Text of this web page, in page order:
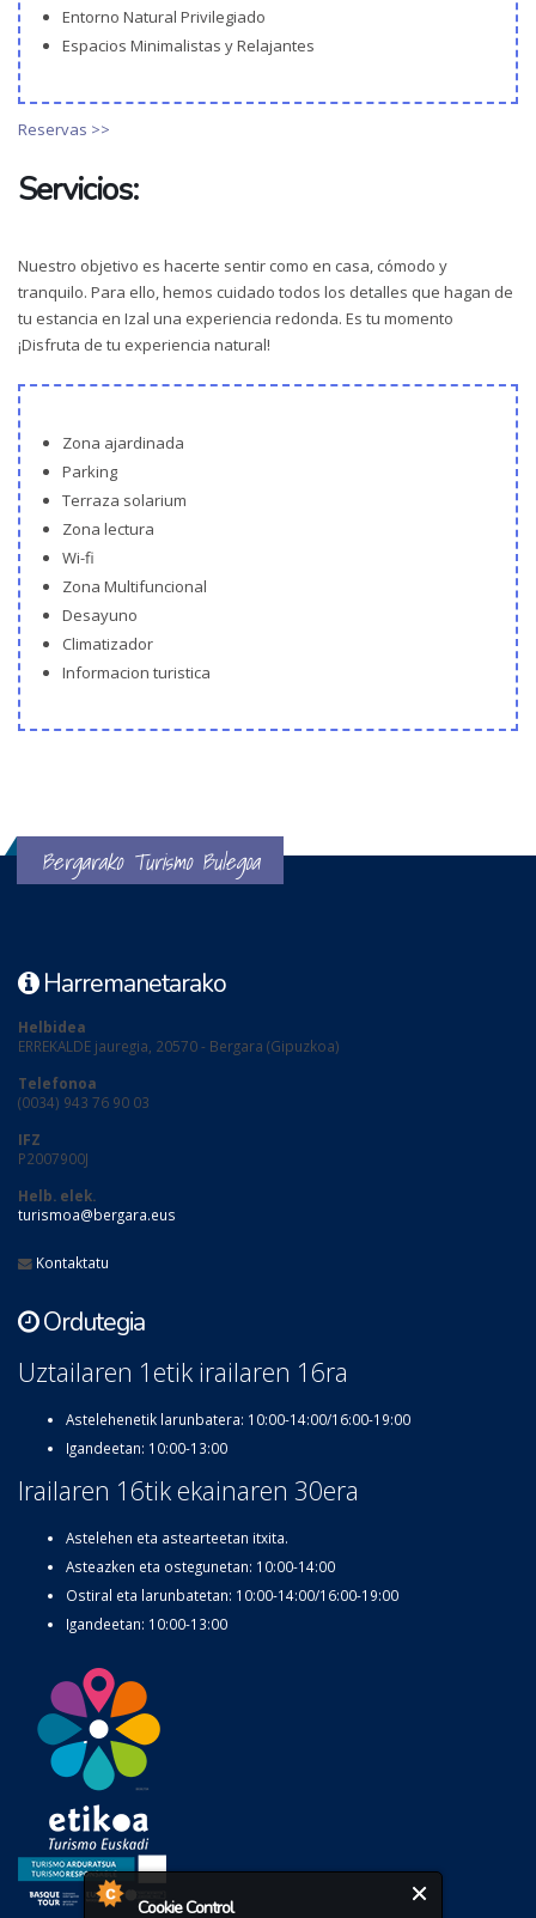
Cookie Control
Entorno Natural Privilegiado
Espacios Minimalistas y Relajantes
Reservas >>
Servicios:
Nuestro objetivo es hacerte sentir como en casa, cómodo y
tranquilo. Para ello, hemos cuidado todos los detalles que hagan de
tu estancia en Izal una experiencia redonda. Es tu momento
¡Disfruta de tu experiencia natural!
Zona ajardinada
Parking
Terraza solarium
Zona lectura
Wi-fi
Zona Multifuncional
Desayuno
Climatizador
Informacion turistica
Bergarako Turismo Bulegoa
Harremanetarako
Helbidea
ERREKALDE jauregia, 20570 - Bergara (Gipuzkoa)
Telefonoa
(0034) 943 76 90 03
IFZ
P2007900J
Helb. elek.
turismoa@bergara.eus
Kontaktatu
Ordutegia
Uztailaren 1etik irailaren 16ra
Astelehenetik larunbatera: 10:00-14:00/16:00-19:00
Igandeetan: 10:00-13:00
Irailaren 16tik ekainaren 30era
Astelehen eta astearteetan itxita.
Asteazken eta ostegunetan: 10:00-14:00
Ostiral eta larunbatetan: 10:00-14:00/16:00-19:00
Igandeetan: 10:00-13:00